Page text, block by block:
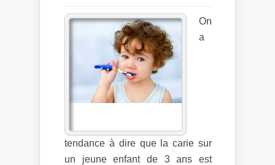
On
a
tendance à dire que la carie sur
un jeune enfant de 3 ans est